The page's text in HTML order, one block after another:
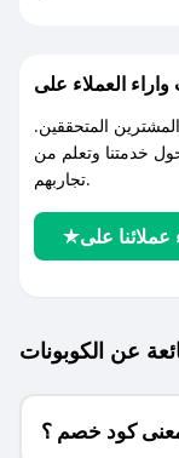
المتحققين.
خدمتنا وتعلم من
تجاربهم.
عن الكوبونات
كود خصم ؟